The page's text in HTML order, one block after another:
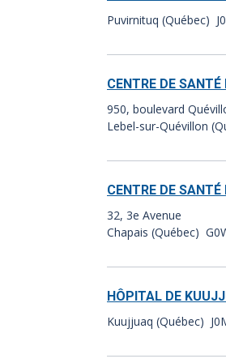
Puvirnituq (Québec)
CENTRE DE SANTÉ
950, boulevard
Lebel-sur-Quévillon
CENTRE DE
32, 3e Avenue
Chapais (Québec)
HÔPITAL DE
Kuujjuaq (Québec)